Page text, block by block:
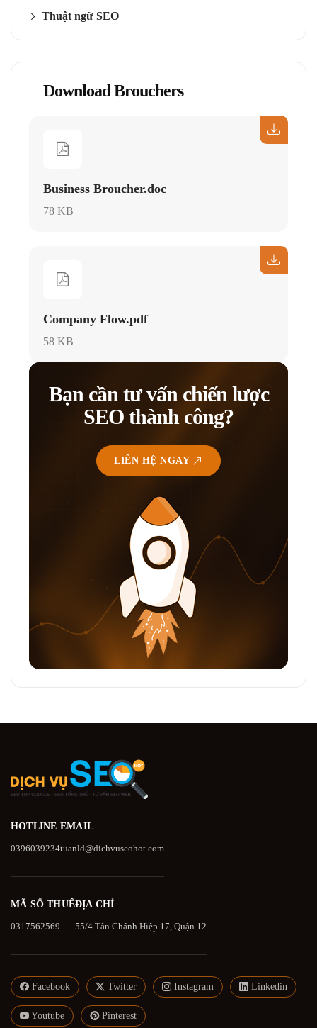
Thuật ngữ SEO
Download Brouchers
Business Broucher.doc
78 KB
Company Flow.pdf
58 KB
Bạn cần tư vấn chiến lược
SEO thành công?
LIÊN HỆ NGAY
HOTLINE
0396039234
EMAIL
tuanld@dichvuseohot.com
MÃ SỐ THUẾ
0317562569
ĐỊA CHỈ
55/4 Tân Chánh Hiệp 17, Quận 12
Facebook Twitter Instagram Linkedin
Youtube Pinterest